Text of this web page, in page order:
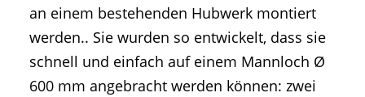
an einem bestehenden Hubwerk montiert
werden.. Sie wurden so entwickelt, dass sie
schnell und einfach auf einem Mannloch Ø
600 mm angebracht werden können: zwei